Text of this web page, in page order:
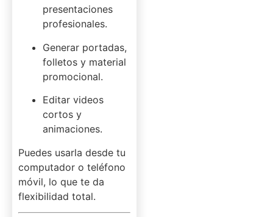
presentaciones
profesionales.
Generar portadas,
folletos y material
promocional.
Editar videos
cortos y
animaciones.
Puedes usarla desde tu
computador o teléfono
móvil, lo que te da
flexibilidad total.